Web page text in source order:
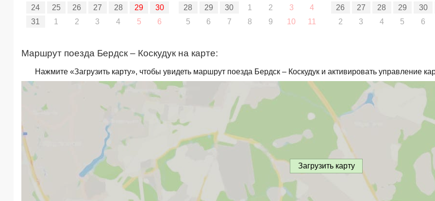
24
25 26 27 28 29
30
31
1 2 3 4 5 6
28
29 30 1 2 3
4
5
6 7 8 9 10 11
26
27 28 29
30
2
3 4 5 6
Маршрут поезда Бердск – Коскудук на карте:
Нажмите «Загрузить карту», чтобы увидеть маршрут поезда Бердск – Коскудук и активировать управление
Загрузить карту